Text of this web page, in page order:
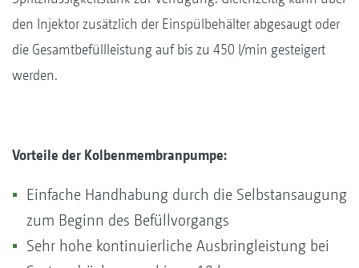
den Injektor zusätzlich der Einspülbehälter abgesaugt oder
die Gesamtbefüllleistung auf bis zu 450 l/min gesteigert
werden.
Vorteile der Kolbenmembranpumpe:
Einfache Handhabung durch die Selbstansaugung
zum Beginn des Befüllvorgangs
Sehr hohe kontinuierliche Ausbringleistung bei